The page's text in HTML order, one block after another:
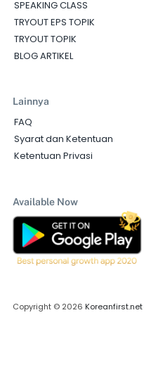
SPEAKING CLASS
TRYOUT EPS TOPIK
TRYOUT TOPIK
BLOG ARTIKEL
Lainnya
FAQ
Syarat dan Ketentuan
Ketentuan Privasi
Available Now
Copyright © 2026 Koreanfirst.net